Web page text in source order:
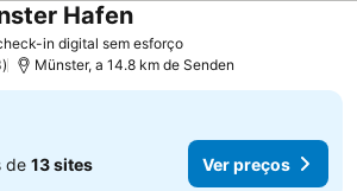
in digital sem esforço
Hafen
Münster, a 14.8 km de Senden
de 13 sites Ver preços